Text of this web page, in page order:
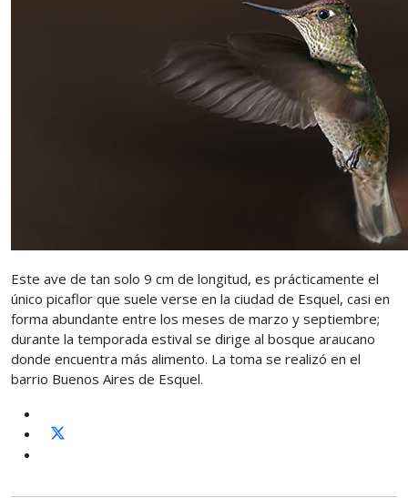
Este ave de tan solo 9 cm de longitud, es prácticamente el
único picaflor que suele verse en la ciudad de Esquel, casi en
forma abundante entre los meses de marzo y septiembre;
durante la temporada estival se dirige al bosque araucano
donde encuentra más alimento. La toma se realizó en el
barrio Buenos Aires de Esquel.